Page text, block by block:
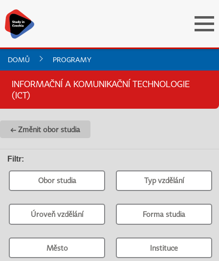
DOMŮ PROGRAMY
INFORMAČNÍ A KOMUNIKAČNÍ TECHNOLOGIE
(ICT)
← Změnit obor studia
Filtr:
Obor studia Typ vzdělání
Úroveň vzdělání Forma studia
Město Instituce